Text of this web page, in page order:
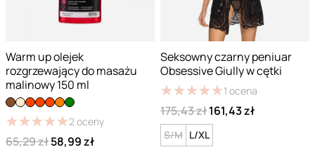
Warm up olejek
rozgrzewający do masażu
malinowy 150 ml
★★★★★
★★★★★2 oceny
65,29 zł58,99 zł
Seksowny czarny peniuar
Obsessive Giully w cętki
★★★★★
★★★★★1 ocena
175,43 zł161,43 zł
S/M L/XL